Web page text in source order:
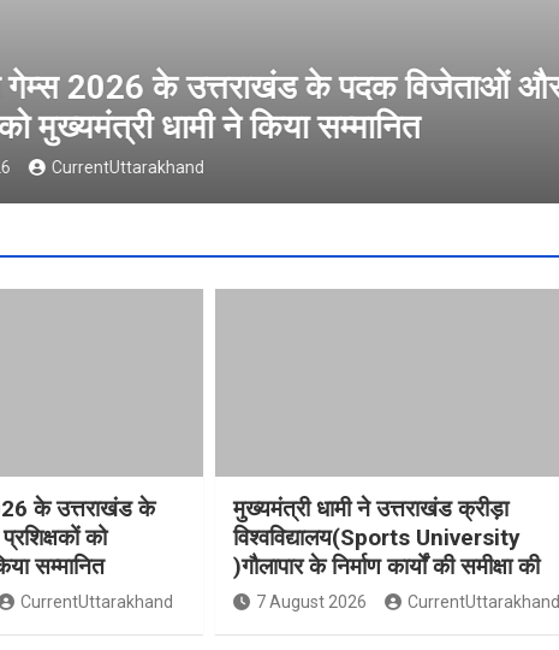
2026 के उत्तराखंड के पदक विजेताओं और
मुख्यमंत्री धामी ने किया सम्मानित
CurrentUttarakhand
के उत्तराखंड के
को
सम्मानित
CurrentUttarakhand
मुख्यमंत्री धामी ने उत्तराखंड क्रीड़ा
विश्वविद्यालय(Sports University
)गौलापार के निर्माण कार्यों की समीक्षा की
7 August 2026 CurrentUttarakhand